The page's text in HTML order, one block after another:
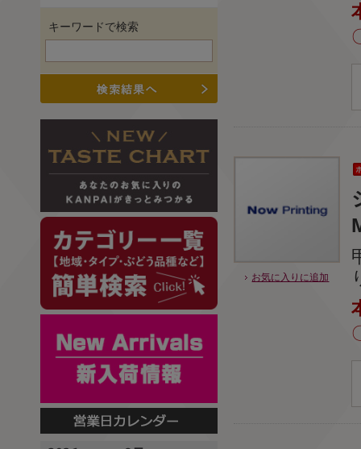
お気に入りに追加
キーワードで検索